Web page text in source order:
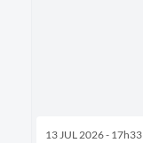
13 JUL 2026 - 17h33